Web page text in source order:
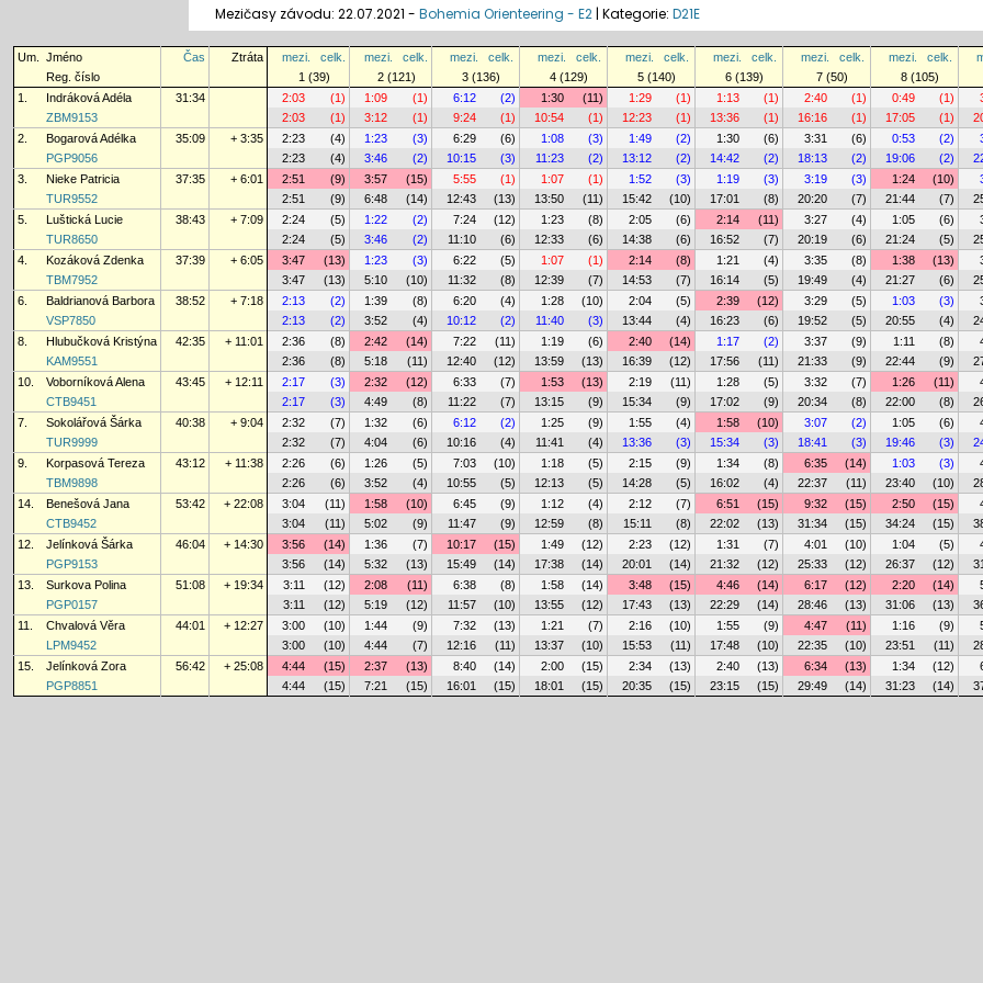
Mezičasy závodu: 22.07.2021 - Bohemia Orienteering - E2 | Kategorie: D21E
Um. Jméno Čas Ztráta mezi. celk. mezi. celk. mezi. celk. mezi. celk. mezi. celk. mezi. celk. mezi. celk. mezi. celk.
Reg. číslo
1 (39) 2 (121) 3 (136) 4 (129) 5 (140) 6 (139) 7 (50) 8 (105)
1.
Indráková Adéla 31:34 2:03 (1) 1:09 (1) 6:12 (2) 1:30 (11) 1:29 (1) 1:13 (1) 2:40 (1) 0:49 (1)
ZBM9153
2:03 (1) 3:12 (1) 9:24 (1) 10:54 (1) 12:23 (1) 13:36 (1) 16:16 (1) 17:05 (1)
2.
Bogarová Adélka 35:09 + 3:35 2:23 (4) 1:23 (3) 6:29 (6) 1:08 (3) 1:49 (2) 1:30 (6) 3:31 (6) 0:53 (2)
PGP9056
2:23 (4) 3:46 (2) 10:15 (3) 11:23 (2) 13:12 (2) 14:42 (2) 18:13 (2) 19:06 (2)
3.
Nieke Patricia 37:35 + 6:01 2:51 (9) 3:57 (15) 5:55 (1) 1:07 (1) 1:52 (3) 1:19 (3) 3:19 (3) 1:24 (10)
TUR9552
2:51 (9) 6:48 (14) 12:43 (13) 13:50 (11) 15:42 (10) 17:01 (8) 20:20 (7) 21:44 (7)
5.
Luštická Lucie 38:43 + 7:09 2:24 (5) 1:22 (2) 7:24 (12) 1:23 (8) 2:05 (6) 2:14 (11) 3:27 (4) 1:05 (6)
TUR8650
2:24 (5) 3:46 (2) 11:10 (6) 12:33 (6) 14:38 (6) 16:52 (7) 20:19 (6) 21:24 (5)
4.
Kozáková Zdenka 37:39 + 6:05 3:47 (13) 1:23 (3) 6:22 (5) 1:07 (1) 2:14 (8) 1:21 (4) 3:35 (8) 1:38 (13)
TBM7952
3:47 (13) 5:10 (10) 11:32 (8) 12:39 (7) 14:53 (7) 16:14 (5) 19:49 (4) 21:27 (6)
6.
Baldrianová Barbora 38:52 + 7:18 2:13 (2) 1:39 (8) 6:20 (4) 1:28 (10) 2:04 (5) 2:39 (12) 3:29 (5) 1:03 (3)
VSP7850
2:13 (2) 3:52 (4) 10:12 (2) 11:40 (3) 13:44 (4) 16:23 (6) 19:52 (5) 20:55 (4)
8.
Hlubučková Kristýna 42:35 + 11:01 2:36 (8) 2:42 (14) 7:22 (11) 1:19 (6) 2:40 (14) 1:17 (2) 3:37 (9) 1:11 (8)
KAM9551
2:36 (8) 5:18 (11) 12:40 (12) 13:59 (13) 16:39 (12) 17:56 (11) 21:33 (9) 22:44 (9)
10.
Voborníková Alena 43:45 + 12:11 2:17 (3) 2:32 (12) 6:33 (7) 1:53 (13) 2:19 (11) 1:28 (5) 3:32 (7) 1:26 (11)
CTB9451
2:17 (3) 4:49 (8) 11:22 (7) 13:15 (9) 15:34 (9) 17:02 (9) 20:34 (8) 22:00 (8)
7.
Sokolářová Šárka 40:38 + 9:04 2:32 (7) 1:32 (6) 6:12 (2) 1:25 (9) 1:55 (4) 1:58 (10) 3:07 (2) 1:05 (6)
TUR9999
2:32 (7) 4:04 (6) 10:16 (4) 11:41 (4) 13:36 (3) 15:34 (3) 18:41 (3) 19:46 (3)
9.
Korpasová Tereza 43:12 + 11:38 2:26 (6) 1:26 (5) 7:03 (10) 1:18 (5) 2:15 (9) 1:34 (8) 6:35 (14) 1:03 (3)
TBM9898
2:26 (6) 3:52 (4) 10:55 (5) 12:13 (5) 14:28 (5) 16:02 (4) 22:37 (11) 23:40 (10)
14.
Benešová Jana 53:42 + 22:08 3:04 (11) 1:58 (10) 6:45 (9) 1:12 (4) 2:12 (7) 6:51 (15) 9:32 (15) 2:50 (15)
CTB9452
3:04 (11) 5:02 (9) 11:47 (9) 12:59 (8) 15:11 (8) 22:02 (13) 31:34 (15) 34:24 (15)
12.
Jelínková Šárka 46:04 + 14:30 3:56 (14) 1:36 (7) 10:17 (15) 1:49 (12) 2:23 (12) 1:31 (7) 4:01 (10) 1:04 (5)
PGP9153
3:56 (14) 5:32 (13) 15:49 (14) 17:38 (14) 20:01 (14) 21:32 (12) 25:33 (12) 26:37 (12)
13.
Surkova Polina 51:08 + 19:34 3:11 (12) 2:08 (11) 6:38 (8) 1:58 (14) 3:48 (15) 4:46 (14) 6:17 (12) 2:20 (14)
PGP0157
3:11 (12) 5:19 (12) 11:57 (10) 13:55 (12) 17:43 (13) 22:29 (14) 28:46 (13) 31:06 (13)
11.
Chvalová Věra 44:01 + 12:27 3:00 (10) 1:44 (9) 7:32 (13) 1:21 (7) 2:16 (10) 1:55 (9) 4:47 (11) 1:16 (9)
LPM9452
3:00 (10) 4:44 (7) 12:16 (11) 13:37 (10) 15:53 (11) 17:48 (10) 22:35 (10) 23:51 (11)
15.
Jelínková Zora 56:42 + 25:08 4:44 (15) 2:37 (13) 8:40 (14) 2:00 (15) 2:34 (13) 2:40 (13) 6:34 (13) 1:34 (12)
PGP8851
4:44 (15) 7:21 (15) 16:01 (15) 18:01 (15) 20:35 (15) 23:15 (15) 29:49 (14) 31:23 (14)